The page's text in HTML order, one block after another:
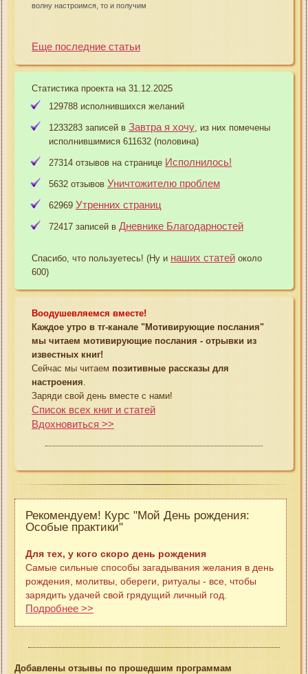
волну настроимся, то и получим
Еще последние статьи
Статистика проекта на 31.12.2025
129788 исполнившихся желаний
1233283 записей в Завтра я хочу , из них помечены
исполнившимися 611632 (половина)
27314 отзывов на странице Исполнилось!
5632 отзывов Уничтожителю проблем
62969 Утренних страниц
72417 записей в Дневнике Благодарностей
Спасибо, что пользуетесь! (Ну и наших статей около
600)
Воодушевляемся вместе!
Каждое утро в тг-канале "Мотивирующие послания"
мы читаем мотивирующие послания - отрывки из
известных книг!
Сейчас мы читаем позитивные рассказы для
настроения
Заряди свой день вместе с нами!
Список всех книг и статей
Вдохновиться >>
Рекомендуем! Курс "Мой День рождения:
Особые практики"
Для тех, у кого скоро день рождения
Самые сильные способы загадывания желания в день
рождения, молитвы, обереги, ритуалы - все, чтобы
зарядить удачей свой грядущий личный год.
Подробнее >>
Добавлены отзывы по прошедшим программам